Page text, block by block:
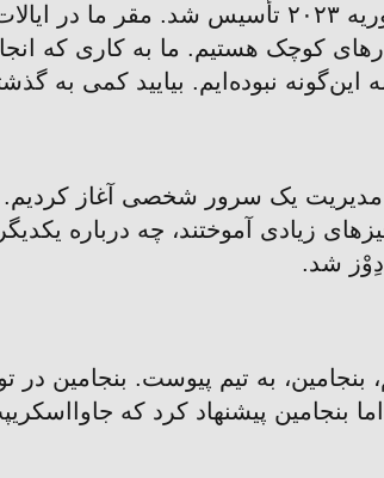
ما یک شرکت کوچک توسعه نرم‌افزار هستیم که در فوریه
کوچک هستیم. ما به کاری که
نبوده‌ایم. بیایید کمی به
را برای مدیریت یک سرور شخصی آغاز
زیادی آموختند، چه درباره
شد.
به تیم پیوست. بنجامین در
بنجامین پیشنهاد کرد که